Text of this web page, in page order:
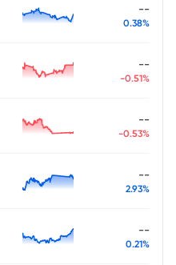
--
0.38%
--
-0.51%
--
-0.53%
--
2.93%
--
0.21%